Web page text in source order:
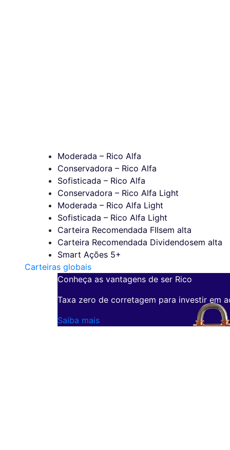
Moderada – Rico Alfa
Conservadora – Rico Alfa
Sofisticada – Rico Alfa
Conservadora – Rico Alfa Light
Moderada – Rico Alfa Light
Sofisticada – Rico Alfa Light
Carteira Recomendada FIIsem alta
Carteira Recomendada Dividendosem alta
Smart Ações 5+
Carteiras globais
Conheça as vantagens de ser Rico
Taxa zero de corretagem para investir em
Saiba mais